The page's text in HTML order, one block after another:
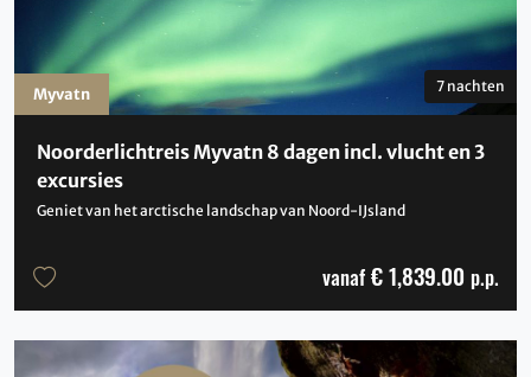
Noorderlichtreis Myvatn 8 dagen incl. vlucht en 3
excursies
Geniet van het arctische landschap van Noord-IJsland
7 nachten
vanaf € 1,839.00 p.p.
Myvatn